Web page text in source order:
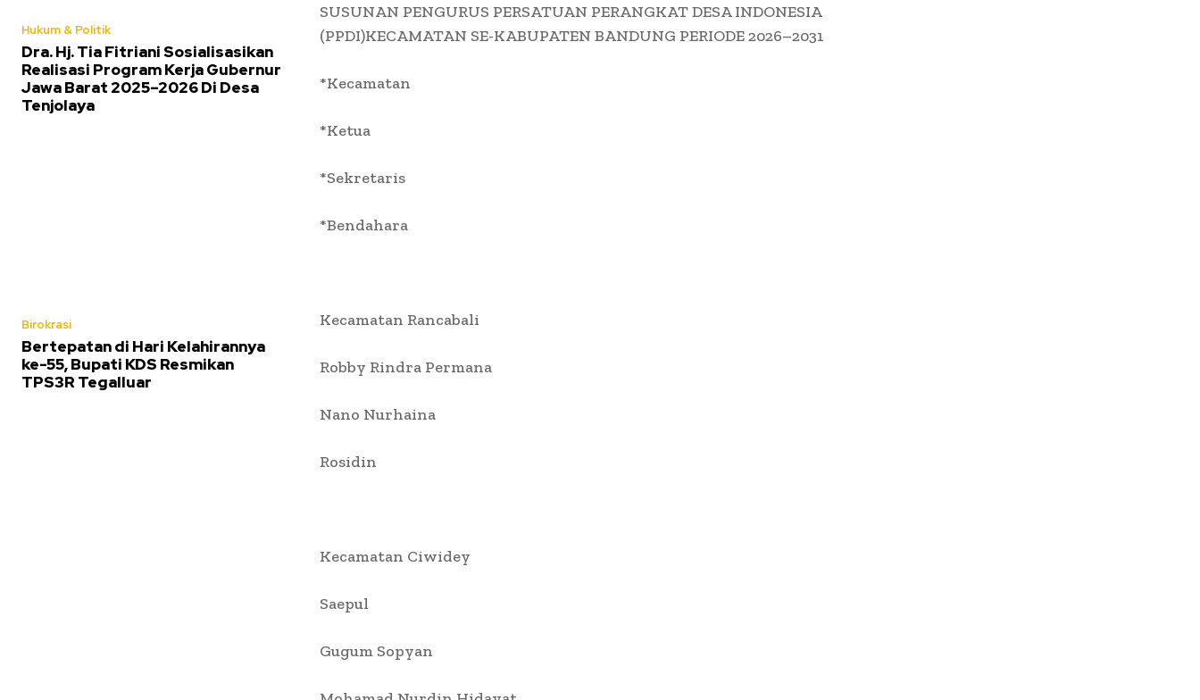
Hukum & Politik
Dra. Hj. Tia Fitriani Sosialisasikan
Realisasi Program Kerja Gubernur
Jawa Barat 2025–2026 Di Desa
Tenjolaya
Birokrasi
Bertepatan di Hari Kelahirannya
ke-55, Bupati KDS Resmikan
TPS3R Tegalluar
SUSUNAN PENGURUS PERSATUAN PERANGKAT DESA INDONESIA
(PPDI)KECAMATAN SE-KABUPATEN BANDUNG PERIODE 2026–2031
*Kecamatan
*Ketua
*Sekretaris
*Bendahara
Kecamatan Rancabali
Robby Rindra Permana
Nano Nurhaina
Rosidin
Kecamatan Ciwidey
Saepul
Gugum Sopyan